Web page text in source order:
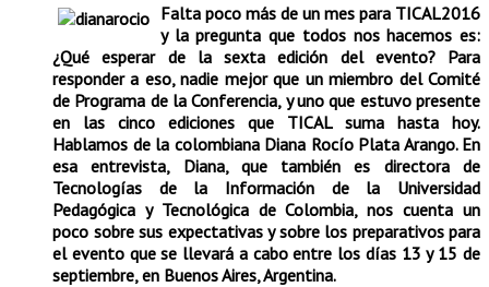
Falta poco más de un mes para TICAL2016
y la pregunta que todos nos hacemos es:
¿Qué esperar de la sexta edición del evento? Para
responder a eso, nadie mejor que un miembro del Comité
de Programa de la Conferencia, y uno que estuvo presente
en las cinco ediciones que TICAL suma hasta hoy.
Hablamos de la colombiana Diana Rocío Plata Arango. En
esa entrevista, Diana, que también es directora de
Tecnologías de la Información de la Universidad
Pedagógica y Tecnológica de Colombia, nos cuenta un
poco sobre sus expectativas y sobre los preparativos para
el evento que se llevará a cabo entre los días 13 y 15 de
septiembre, en Buenos Aires, Argentina.